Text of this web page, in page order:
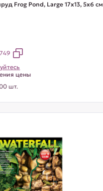
Frog Pond, Large 17x13, 5x6 см
цены
шт.